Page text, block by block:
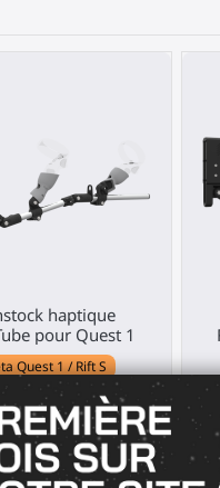
haptique
pour Quest 1
Quest 1 / Rift S
369,00 €